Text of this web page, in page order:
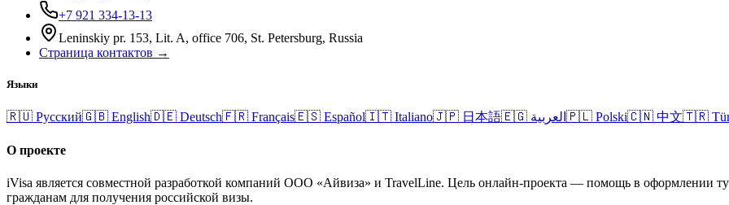
+7 921 334-13-13
Leninskiy pr. 153, Lit. A, office 706, St. Petersburg, Russia
Страница контактов →
Языки
🇷🇺 Русский🇬🇧 English🇩🇪 Deutsch🇫🇷 Français🇪🇸 Español🇮🇹 Italiano🇯🇵 日本語🇪🇬 العربية 🇵🇱 Polski🇨🇳 中文🇹🇷
О проекте
iVisa является совместной разработкой компаний ООО «Айвиза» и TravelLine. Цель онлайн-проекта — помощь в оформлении
гражданам для получения российской визы.